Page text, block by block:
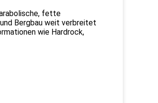
fette
Bergbau weit verbreitet
wie Hardrock,